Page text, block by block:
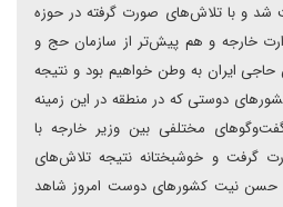
شد و با تلاش‌های صورت گرفته در حوزه
خارجه و هم پیش‌تر از سازمان حج و
حاجی ایران به وطن خواهیم بود و نتیجه
دوستی که در منطقه در این زمینه
مختلفی بین وزیر خارجه با
گرفت و خوشبختانه نتیجه تلاش‌های
حسن نیت کشورهای دوست امروز شاهد